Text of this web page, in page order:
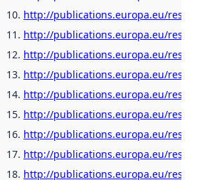
http://publications.europa.eu/
http://publications.europa.eu/
http://publications.europa.eu/
http://publications.europa.eu/
http://publications.europa.eu/
http://publications.europa.eu/
http://publications.europa.eu/
http://publications.europa.eu/
http://publications.europa.eu/